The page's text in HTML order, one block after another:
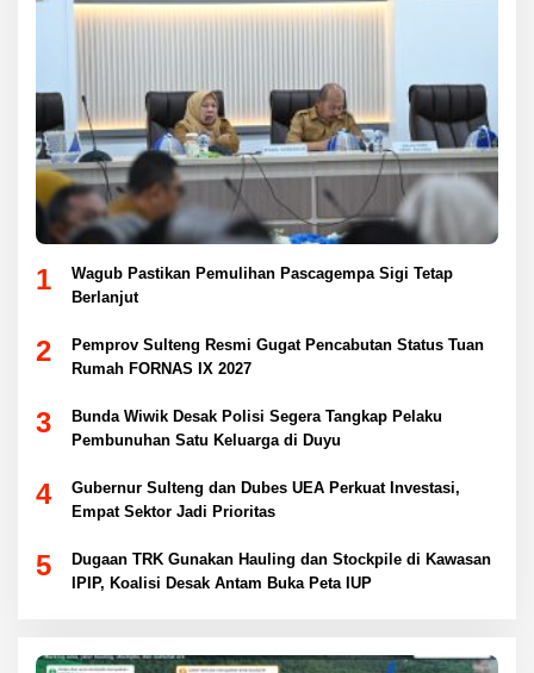
1
Wagub Pastikan Pemulihan Pascagempa Sigi Tetap
Berlanjut
2
Pemprov Sulteng Resmi Gugat Pencabutan Status Tuan
Rumah FORNAS IX 2027
3
Bunda Wiwik Desak Polisi Segera Tangkap Pelaku
Pembunuhan Satu Keluarga di Duyu
4
Gubernur Sulteng dan Dubes UEA Perkuat Investasi,
Empat Sektor Jadi Prioritas
5
Dugaan TRK Gunakan Hauling dan Stockpile di Kawasan
IPIP, Koalisi Desak Antam Buka Peta IUP